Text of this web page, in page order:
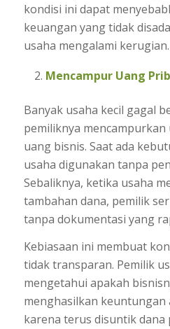
kondisi ini dapat
keuangan yang tidak
usaha mengalami kerugian.
Mencampur Uang
Banyak usaha kecil gagal
pemiliknya
uang bisnis. Saat ada
usaha digunakan tanpa
Sebaliknya, ketika usaha
tambahan dana, pemilik
tanpa dokumentasi yang
Kebiasaan ini membuat
tidak transparan. Pemilik
mengetahui apakah
menghasilkan
karena terus disuntik dana